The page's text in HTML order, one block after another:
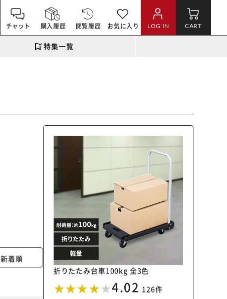
チャット 購入履歴 閲覧履歴 お気に入り LOG IN CART
特集一覧
折りたたみ台車100kg 全3色
4.02 126件
新着順